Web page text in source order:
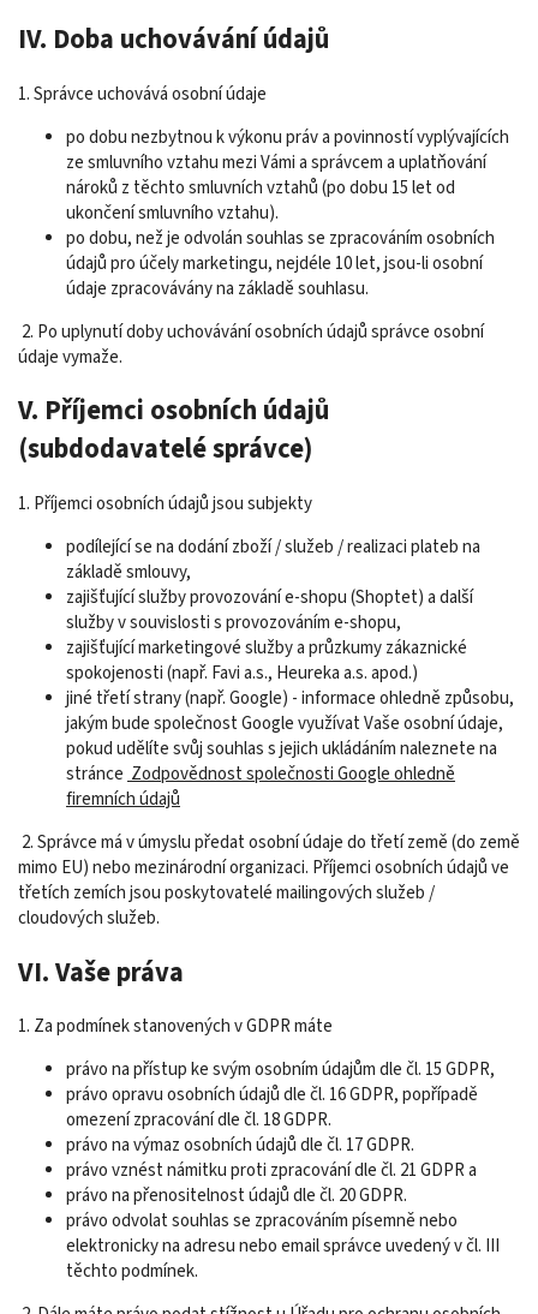
IV. Doba uchovávání údajů
1. Správce uchovává osobní údaje
po dobu nezbytnou k výkonu práv a povinností vyplývajících
ze smluvního vztahu mezi Vámi a správcem a uplatňování
nároků z těchto smluvních vztahů (po dobu 15 let od
ukončení smluvního vztahu).
po dobu, než je odvolán souhlas se zpracováním osobních
údajů pro účely marketingu, nejdéle 10 let, jsou-li osobní
údaje zpracovávány na základě souhlasu.
2. Po uplynutí doby uchovávání osobních údajů správce osobní
údaje vymaže.
V. Příjemci osobních údajů
(subdodavatelé správce)
1. Příjemci osobních údajů jsou subjekty
podílející se na dodání zboží / služeb / realizaci plateb na
základě smlouvy,
zajišťující služby provozování e-shopu (Shoptet) a další
služby v souvislosti s provozováním e-shopu,
zajišťující marketingové služby a průzkumy zákaznické
spokojenosti (např. Favi a.s., Heureka a.s. apod.)
jiné třetí strany (např. Google) - informace ohledně způsobu,
jakým bude společnost Google využívat Vaše osobní údaje,
pokud udělíte svůj souhlas s jejich ukládáním naleznete na
stránce Zodpovědnost společnosti Google ohledně
firemních údajů
2. Správce má v úmyslu předat osobní údaje do třetí země (do země
mimo EU) nebo mezinárodní organizaci. Příjemci osobních údajů ve
třetích zemích jsou poskytovatelé mailingových služeb /
cloudových služeb.
VI. Vaše práva
1. Za podmínek stanovených v GDPR máte
právo na přístup ke svým osobním údajům dle čl. 15 GDPR,
právo opravu osobních údajů dle čl. 16 GDPR, popřípadě
omezení zpracování dle čl. 18 GDPR.
právo na výmaz osobních údajů dle čl. 17 GDPR.
právo vznést námitku proti zpracování dle čl. 21 GDPR a
právo na přenositelnost údajů dle čl. 20 GDPR.
právo odvolat souhlas se zpracováním písemně nebo
elektronicky na adresu nebo email správce uvedený v čl. III
těchto podmínek.